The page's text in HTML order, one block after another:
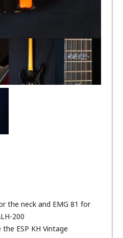
the neck and EMG 81 for
200
ESP KH Vintage